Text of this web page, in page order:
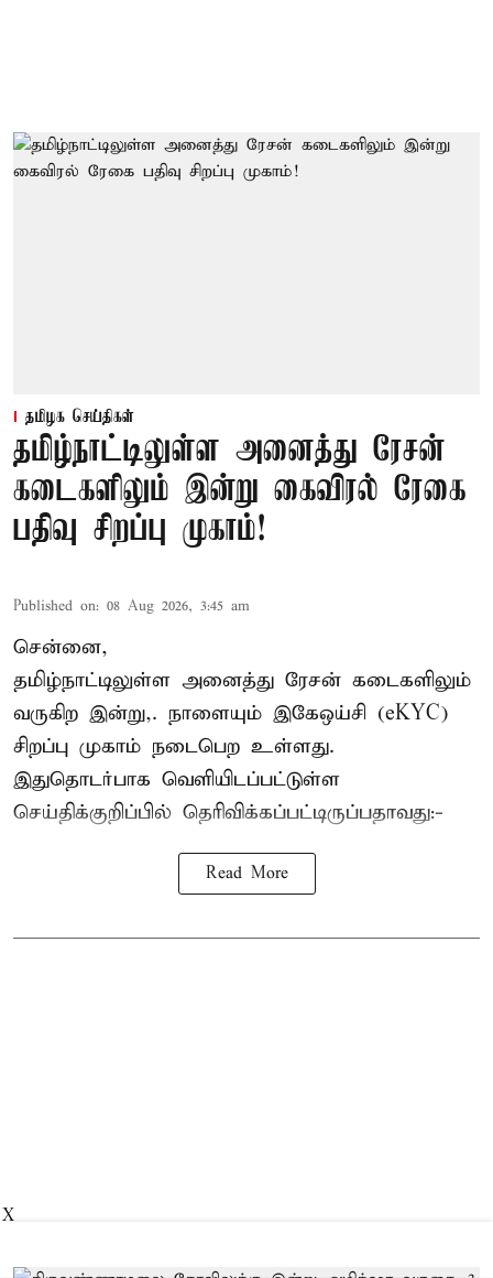
தமிழக செய்திகள்
தமிழ்நாட்டிலுள்ள அனைத்து ரேசன்
கடைகளிலும் இன்று கைவிரல் ரேகை
பதிவு சிறப்பு முகாம்!
Published on: 08 Aug 2026, 3:45 am
சென்னை,
தமிழ்நாட்டிலுள்ள அனைத்து ரேசன் கடைகளிலும்
வருகிற இன்று,. நாளையும் இகேஒய்சி (eKYC)
சிறப்பு முகாம் நடைபெற உள்ளது.
இதுதொடர்பாக வெளியிடப்பட்டுள்ள
செய்திக்குறிப்பில் தெரிவிக்கப்பட்டிருப்பதாவது:-
Read More
X